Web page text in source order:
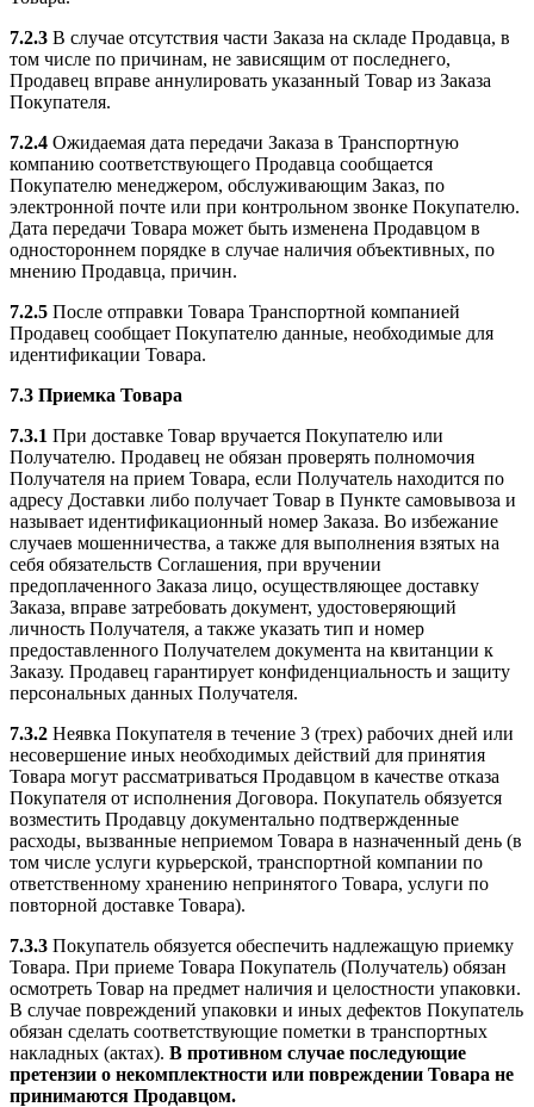
7.2.3 В случае отсутствия части Заказа на складе Продавца, в
том числе по причинам, не зависящим от последнего,
Продавец вправе аннулировать указанный Товар из Заказа
Покупателя.
7.2.4 Ожидаемая дата передачи Заказа в Транспортную
компанию соответствующего Продавца сообщается
Покупателю менеджером, обслуживающим Заказ, по
электронной почте или при контрольном звонке Покупателю.
Дата передачи Товара может быть изменена Продавцом в
одностороннем порядке в случае наличия объективных, по
мнению Продавца, причин.
7.2.5 После отправки Товара Транспортной компанией
Продавец сообщает Покупателю данные, необходимые для
идентификации Товара.
7.3 Приемка Товара
7.3.1 При доставке Товар вручается Покупателю или
Получателю. Продавец не обязан проверять полномочия
Получателя на прием Товара, если Получатель находится по
адресу Доставки либо получает Товар в Пункте самовывоза и
называет идентификационный номер Заказа. Во избежание
случаев мошенничества, а также для выполнения взятых на
себя обязательств Соглашения, при вручении
предоплаченного Заказа лицо, осуществляющее доставку
Заказа, вправе затребовать документ, удостоверяющий
личность Получателя, а также указать тип и номер
предоставленного Получателем документа на квитанции к
Заказу. Продавец гарантирует конфиденциальность и защиту
персональных данных Получателя.
7.3.2 Неявка Покупателя в течение 3 (трех) рабочих дней или
несовершение иных необходимых действий для принятия
Товара могут рассматриваться Продавцом в качестве отказа
Покупателя от исполнения Договора. Покупатель обязуется
возместить Продавцу документально подтвержденные
расходы, вызванные неприемом Товара в назначенный день (в
том числе услуги курьерской, транспортной компании по
ответственному хранению непринятого Товара, услуги по
повторной доставке Товара).
7.3.3 Покупатель обязуется обеспечить надлежащую приемку
Товара. При приеме Товара Покупатель (Получатель) обязан
осмотреть Товар на предмет наличия и целостности упаковки.
В случае повреждений упаковки и иных дефектов Покупатель
обязан сделать соответствующие пометки в транспортных
накладных (актах). В противном случае последующие
претензии о некомплектности или повреждении Товара не
принимаются Продавцом.